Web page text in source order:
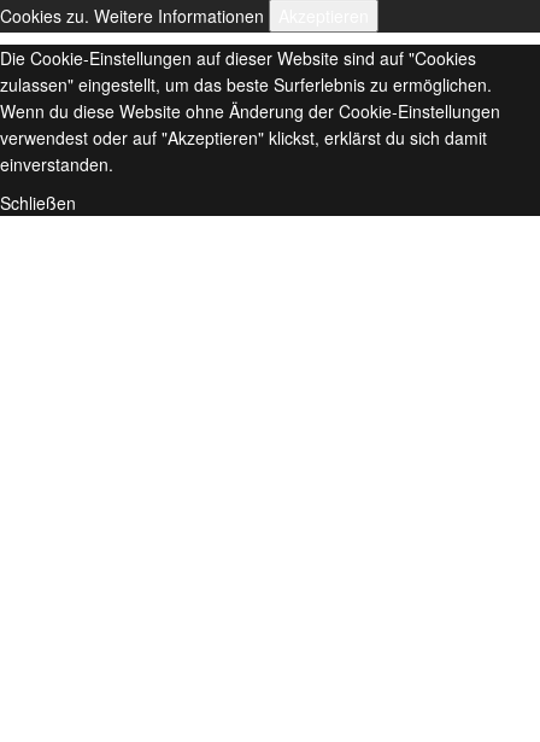
Cookies zu. Weitere Informationen
Die Cookie-Einstellungen auf dieser Website sind auf "Cookies
zulassen" eingestellt, um das beste Surferlebnis zu ermöglichen.
Wenn du diese Website ohne Änderung der Cookie-Einstellungen
verwendest oder auf "Akzeptieren" klickst, erklärst du sich damit
einverstanden.
Schließen